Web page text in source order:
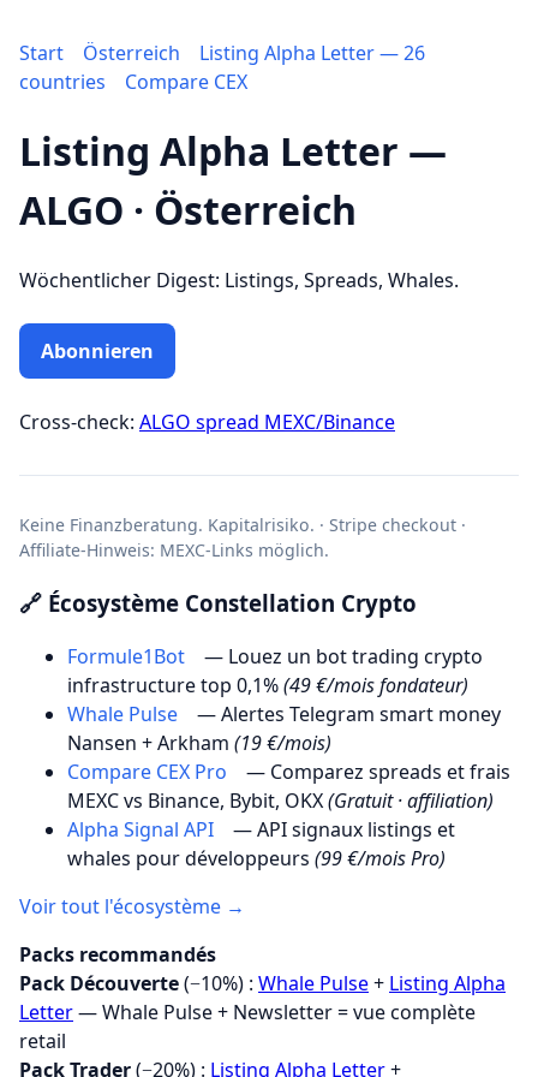
Start Österreich
Listing Alpha Letter — 26
countries
Compare CEX
Listing Alpha Letter —
ALGO · Österreich
Wöchentlicher Digest: Listings, Spreads, Whales.
Abonnieren
Cross-check: ALGO spread MEXC/Binance
Keine Finanzberatung. Kapitalrisiko. · Stripe checkout ·
Affiliate-Hinweis: MEXC-Links möglich.
🔗 Écosystème Constellation Crypto
Formule1Bot
— Louez un bot trading crypto
infrastructure top 0,1%(49 €/mois fondateur)
Whale Pulse
— Alertes Telegram smart money
Nansen + Arkham (19 €/mois)
Compare CEX Pro
— Comparez spreads et frais
MEXC vs Binance, Bybit, OKX(Gratuit · affiliation)
Alpha Signal API
— API signaux listings et
whales pour développeurs (99 €/mois Pro)
Voir tout l'écosystème →
Packs recommandés
Pack Découverte(−10%) : Whale Pulse+ Listing Alpha
Letter— Whale Pulse + Newsletter = vue complète
retail
Pack Trader(−20%) : Listing Alpha Letter+